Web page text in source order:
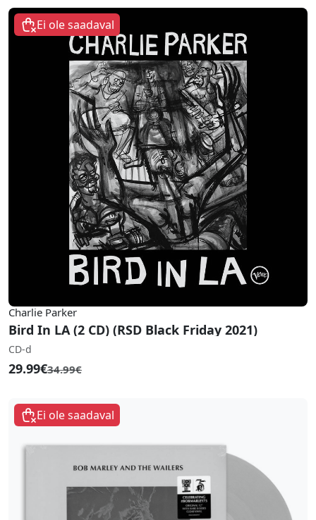
Ei ole saadaval
Charlie Parker
Bird In LA (2 CD) (RSD Black Friday 2021)
CD-d
29.99€34.99€
Ei ole saadaval